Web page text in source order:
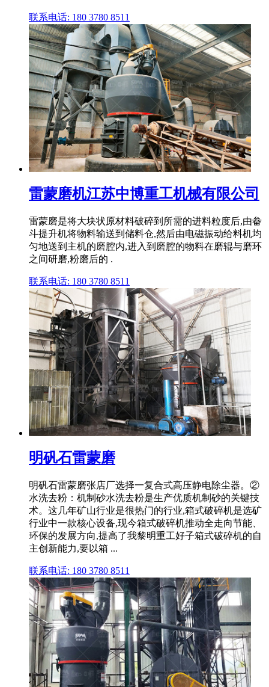
联系电话: 180 3780 8511
雷蒙磨机江苏中博重工机械有限公司
雷蒙磨是将大块状原材料破碎到所需的进料粒度后,由畚
斗提升机将物料输送到储料仓,然后由电磁振动给料机均
匀地送到主机的磨腔内,进入到磨腔的物料在磨辊与磨环
之间研磨,粉磨后的 .
联系电话: 180 3780 8511
明矾石雷蒙磨
明矾石雷蒙磨张店厂选择一复合式高压静电除尘器。②
水洗去粉：机制砂水洗去粉是生产优质机制砂的关键技
术。这几年矿山行业是很热门的行业,箱式破碎机是选矿
行业中一款核心设备,现今箱式破碎机推动全走向节能、
环保的发展方向,提高了我黎明重工好子箱式破碎机的自
主创新能力,要以箱 ...
联系电话: 180 3780 8511